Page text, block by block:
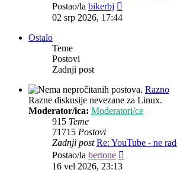
Postao/la bikerbj
02 srp 2026, 17:44
Ostalo
Teme
Postovi
Zadnji post
Razno
Razne diskusije nevezane za Linux.
Moderator/ica: Moderatori/ce
915 Teme
71715 Postovi
Zadnji post Re: YouTube - ne
Postao/la bertone
16 vel 2026, 23:13